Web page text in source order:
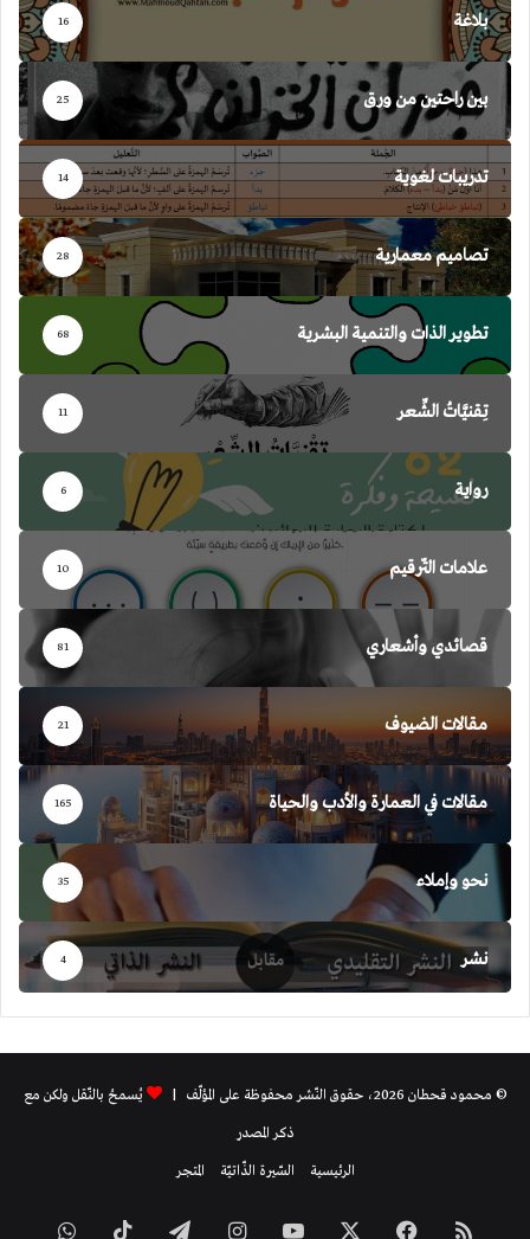
بلاغة 16
بين راحتين من ورق 25
تدريبات لغوية 14
تصاميم معمارية 28
تطوير الذات والتنمية البشرية 68
تِقنيَّاتُ الشِّعر 11
رواية 6
علامات التّرقيم 10
قصائدي وأشعاري 81
مقالات الضيوف 21
مقالات في العمارة والأدب والحياة 165
نحو وإملاء 35
نشر 4
© محمود قحطان 2026، حقوق النّشر محفوظة على المؤلّف |
يُسمحُ بالنّقل ولكن مع
ذكر المصدر
الرئيسية
السّيرة الذّاتيّة المتجر
ملخصفيسبوك ‫YouTubeانستقرامتيلقرام ‫TikTokواتساب